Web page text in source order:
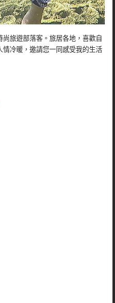
旅遊部落客。旅居各地，喜歡自
冷暖，邀請您一同感受我的生活